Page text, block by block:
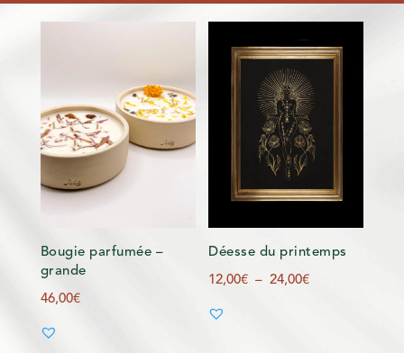
Bougie parfumée –
grande
46,00€
Déesse du printemps
12,00€ – 24,00€Plage